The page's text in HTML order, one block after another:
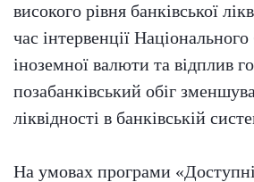
високого рівня банківської
час інтервенції
іноземної валюти та відплив
позабанківський обіг
ліквідності в банківській
На умовах програми